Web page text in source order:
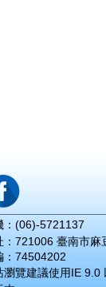
：(06)-5721137
：721006 臺南市麻
74504202
瀏覽建議使用IE 9.0